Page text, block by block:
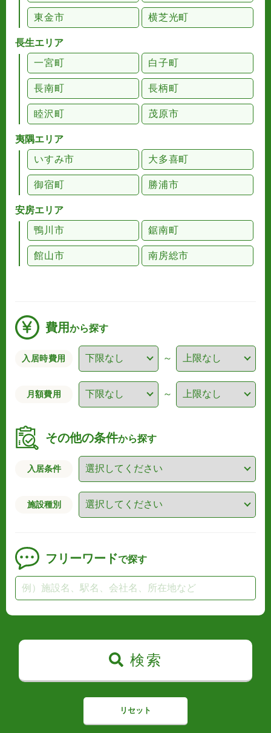
東金市 横芝光町
長生エリア
一宮町
白子町
長南町 長柄町
睦沢町 茂原市
夷隅エリア
いすみ市
大多喜町
御宿町 勝浦市
安房エリア
鴨川市
鋸南町
館山市 南房総市
費用から探す
入居時費用 ～
月額費用 ～
その他の条件から探す
入居条件
施設種別
フリーワードで探す
検索
リセット